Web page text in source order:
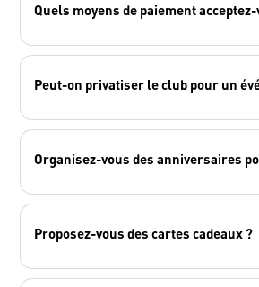
Quels moyens de paiement
Peut-on privatiser le club pour un
Organisez-vous des anniversaires
Proposez-vous des cartes cadeaux ?